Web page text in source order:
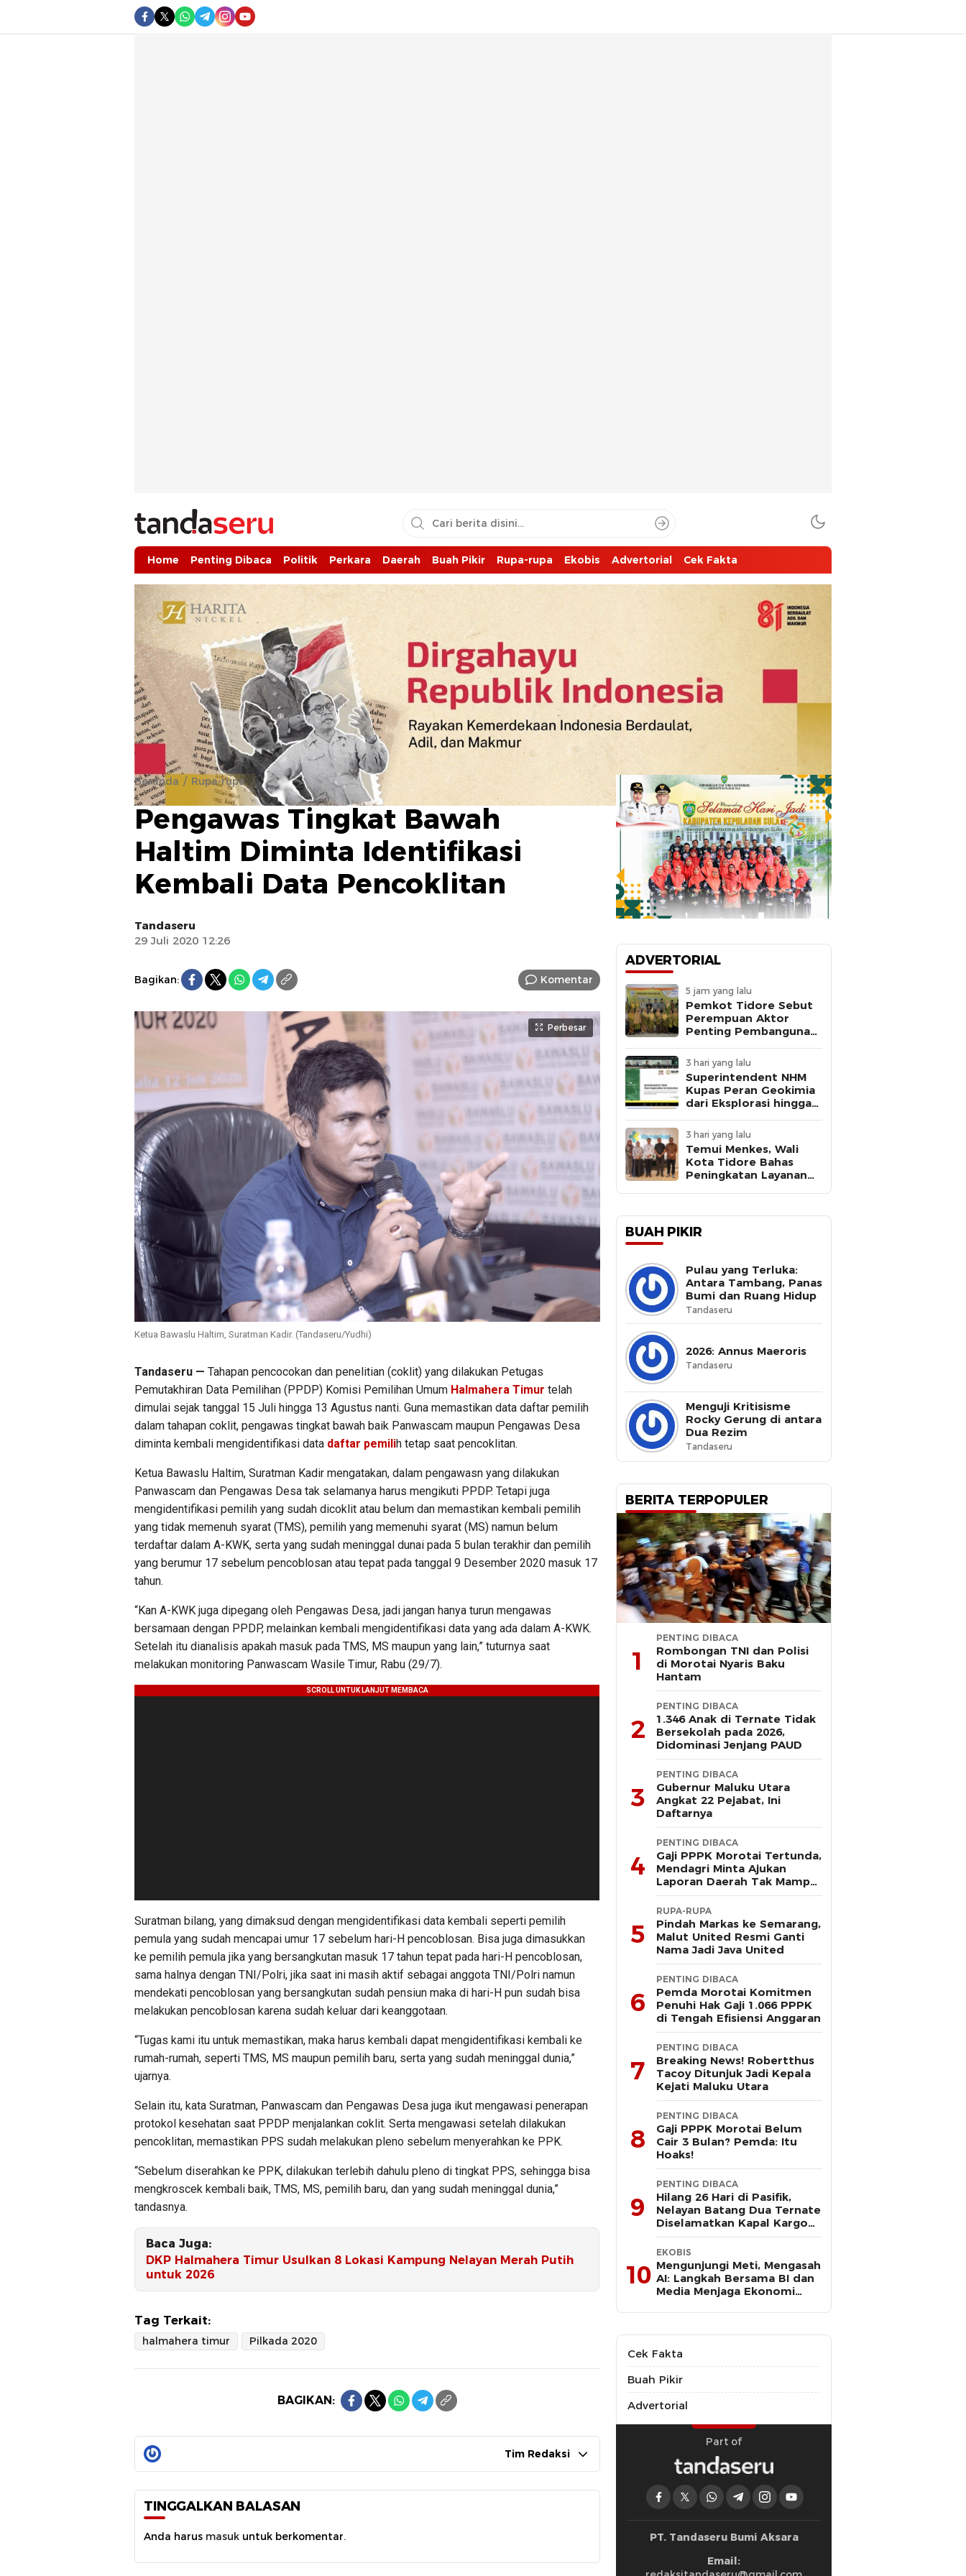
tandaseru.com | Penting Dibaca
tandaseru.com
Home Penting Dibaca Politik Perkara Daerah Buah Pikir Rupa-rupa Ekobis Advertorial Cek Fakta
Beranda Rupa-rupa
Pengawas Tingkat Bawah
Haltim Diminta Identifikasi
Kembali Data Pencoklitan
Tandaseru
29 Juli 2020 12:26
Bagikan: Komentar
Perbesar
Ketua Bawaslu Haltim, Suratman Kadir. (Tandaseru/Yudhi)
Tandaseru — Tahapan pencocokan dan penelitian (coklit) yang dilakukan Petugas
Pemutakhiran Data Pemilihan (PPDP) Komisi Pemilihan Umum Halmahera Timur telah
dimulai sejak tanggal 15 Juli hingga 13 Agustus nanti. Guna memastikan data daftar pemilih
dalam tahapan coklit, pengawas tingkat bawah baik Panwascam maupun Pengawas Desa
diminta kembali mengidentifikasi data daftar pemilih tetap saat pencoklitan.
Ketua Bawaslu Haltim, Suratman Kadir mengatakan, dalam pengawasn yang dilakukan
Panwascam dan Pengawas Desa tak selamanya harus mengikuti PPDP. Tetapi juga
mengidentifikasi pemilih yang sudah dicoklit atau belum dan memastikan kembali pemilih
yang tidak memenuh syarat (TMS), pemilih yang memenuhi syarat (MS) namun belum
terdaftar dalam A-KWK, serta yang sudah meninggal dunai pada 5 bulan terakhir dan pemilih
yang berumur 17 sebelum pencoblosan atau tepat pada tanggal 9 Desember 2020 masuk 17
tahun.
“Kan A-KWK juga dipegang oleh Pengawas Desa, jadi jangan hanya turun mengawas
bersamaan dengan PPDP, melainkan kembali mengidentifikasi data yang ada dalam A-KWK.
Setelah itu dianalisis apakah masuk pada TMS, MS maupun yang lain,” tuturnya saat
melakukan monitoring Panwascam Wasile Timur, Rabu (29/7).
Suratman bilang, yang dimaksud dengan mengidentifikasi data kembali seperti pemilih
pemula yang sudah mencapai umur 17 sebelum hari-H pencoblosan. Bisa juga dimasukkan
ke pemilih pemula jika yang bersangkutan masuk 17 tahun tepat pada hari-H pencoblosan,
sama halnya dengan TNI/Polri, jika saat ini masih aktif sebagai anggota TNI/Polri namun
mendekati pencoblosan yang bersangkutan sudah pensiun maka di hari-H pun sudah bisa
melakukan pencoblosan karena sudah keluar dari keanggotaan.
“Tugas kami itu untuk memastikan, maka harus kembali dapat mengidentifikasi kembali ke
rumah-rumah, seperti TMS, MS maupun pemilih baru, serta yang sudah meninggal dunia,”
ujarnya.
Selain itu, kata Suratman, Panwascam dan Pengawas Desa juga ikut mengawasi penerapan
protokol kesehatan saat PPDP menjalankan coklit. Serta mengawasi setelah dilakukan
pencoklitan, memastikan PPS sudah melakukan pleno sebelum menyerahkan ke PPK.
“Sebelum diserahkan ke PPK, dilakukan terlebih dahulu pleno di tingkat PPS, sehingga bisa
mengkroscek kembali baik, TMS, MS, pemilih baru, dan yang sudah meninggal dunia,”
tandasnya.
Baca Juga:
​DKP Halmahera Timur Usulkan 8 Lokasi Kampung Nelayan Merah Putih
untuk 2026
Tag Terkait:
halmahera timur Pilkada 2020
BAGIKAN:
Tim Redaksi
TINGGALKAN BALASAN
Anda harus masuk untuk berkomentar.
ADVERTORIAL
5 jam yang lalu
Pemkot Tidore Sebut
Perempuan Aktor
Penting Pembangunan
3 hari yang lalu
Superintendent NHM
Kupas Peran Geokimia
dari Eksplorasi hingga
Webinar MGEI-SC UNG
3 hari yang lalu
Temui Menkes, Wali
Kota Tidore Bahas
Peningkatan Layanan
BUAH PIKIR
Pulau yang Terluka:
Antara Tambang, Panas
Bumi dan Ruang Hidup
Tandaseru
2026: Annus Maeroris
Tandaseru
Menguji Kritisisme
Rocky Gerung di antara
Dua Rezim
Tandaseru
BERITA TERPOPULER
1
PENTING DIBACA
Rombongan TNI dan Polisi
di Morotai Nyaris Baku
Hantam
2
PENTING DIBACA
1.346 Anak di Ternate Tidak
Bersekolah pada 2026,
Didominasi Jenjang PAUD
3
PENTING DIBACA
Gubernur Maluku Utara
Angkat 22 Pejabat, Ini
Daftarnya
4
PENTING DIBACA
Gaji PPPK Morotai Tertunda,
Mendagri Minta Ajukan
Laporan Daerah Tak Mampu
Bayar Pegawai
5
RUPA-RUPA
Pindah Markas ke Semarang,
Malut United Resmi Ganti
Nama Jadi Java United
6
PENTING DIBACA
Pemda Morotai Komitmen
Penuhi Hak Gaji 1.066 PPPK
di Tengah Efisiensi Anggaran
7
PENTING DIBACA
Breaking News! Robertthus
Tacoy Ditunjuk Jadi Kepala
Kejati Maluku Utara
8
PENTING DIBACA
Gaji PPPK Morotai Belum
Cair 3 Bulan? Pemda: Itu
Hoaks!
9
PENTING DIBACA
Hilang 26 Hari di Pasifik,
Nelayan Batang Dua Ternate
Diselamatkan Kapal Kargo
Prancis
10
EKOBIS
Mengunjungi Meti, Mengasah
AI: Langkah Bersama BI dan
Media Menjaga Ekonomi
Cek Fakta
Buah Pikir
Advertorial
Part of
PT. Tandaseru Bumi Aksara
Email: